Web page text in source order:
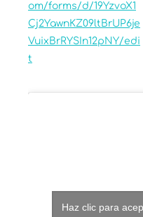
om/forms/d/19YzvoX1
Cj2YawnKZ09ltBrUP6je
VuixBrRYSIn12pNY/edi
t
Haz clic para